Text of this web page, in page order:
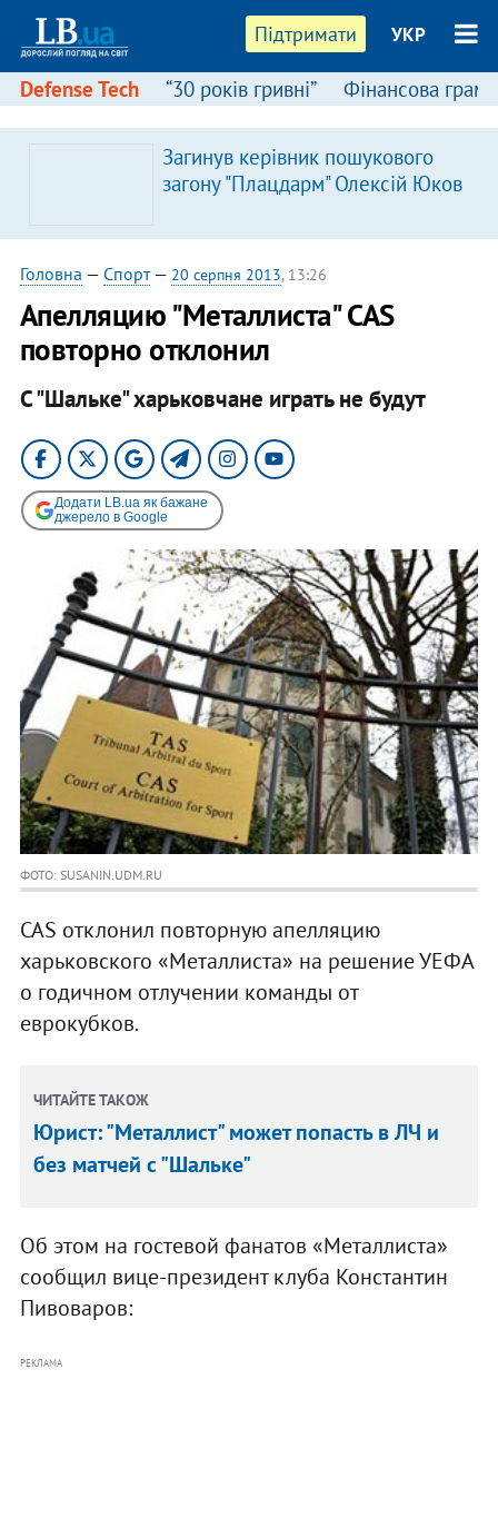
Підтримати УКР
Defense Tech “30 років гривні” Фінансова
Загинув керівник пошукового
загону "Плацдарм" Олексій Юков
Головна — Спорт— 20 серпня 2013, 13:26
Апелляцию "Металлиста" CAS
повторно отклонил
С "Шальке" харьковчане играть не будут
Додати LB.ua як бажане
джерело в Google
ФОТО: SUSANIN.UDM.RU
CAS отклонил повторную апелляцию
харьковского «Металлиста» на решение УЕФА
о годичном отлучении команды от
еврокубков.
ЧИТАЙТЕ ТАКОЖ
Юрист: "Металлист" может попасть в ЛЧ и
без матчей с "Шальке"
Об этом на гостевой фанатов «Металлиста»
сообщил вице-президент клуба Константин
Пивоваров:
РЕКЛАМА